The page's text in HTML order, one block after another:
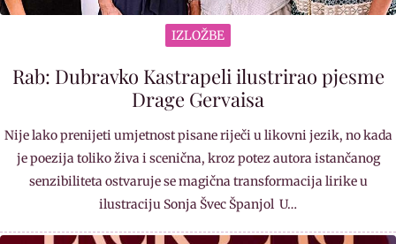
IZLOŽBE
Rab: Dubravko Kastrapeli ilustrirao pjesme
Drage Gervaisa
Nije lako prenijeti umjetnost pisane riječi u likovni jezik, no kada
je poezija toliko živa i scenična, kroz potez autora istančanog
senzibiliteta ostvaruje se magična transformacija lirike u
ilustraciju Sonja Švec Španjol U…